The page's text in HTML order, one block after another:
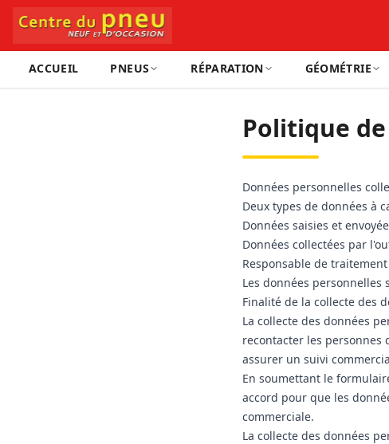
ACCUEIL PNEUS RÉPARATION GÉOMÉTRIE
Politique
Données personnelles
Deux types de données à
Données saisies et
Données collectées par
Responsable de
Les données personnelles
Finalité de la collecte des
La collecte des données
recontacter les personnes
assurer un suivi
En soumettant le
accord pour que les
commerciale.
La collecte des données